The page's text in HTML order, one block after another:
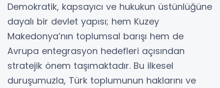
Demokratik, kapsayıcı ve hukukun üstünlüğüne
dayalı bir devlet yapısı; hem Kuzey
Makedonya’nın toplumsal barışı hem de
Avrupa entegrasyon hedefleri açısından
stratejik önem taşımaktadır. Bu ilkesel
duruşumuzla, Türk toplumunun haklarını ve